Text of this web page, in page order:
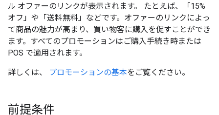
ル オファーのリンクが表示されます。 たとえば、「15%
オフ」や「送料無料」などです。オファーのリンクによっ
て商品の魅力が高まり、買い物客に購入を促すことができ
ます。すべてのプロモーションはご購入手続き時または
POS で適用されます。
詳しくは、 プロモーションの基本をご覧ください。
前提条件